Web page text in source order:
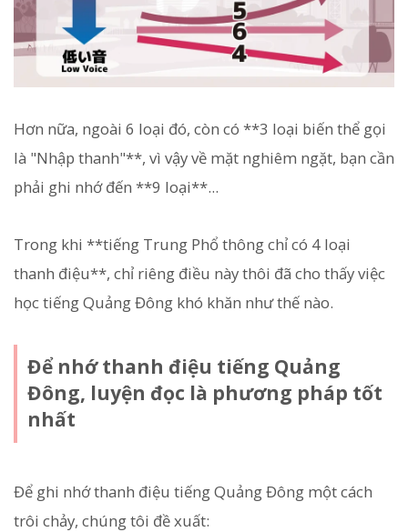
Hơn nữa, ngoài 6 loại đó, còn có **3 loại biến thể gọi
là "Nhập thanh"**, vì vậy về mặt nghiêm ngặt, bạn cần
phải ghi nhớ đến **9 loại**...
Trong khi **tiếng Trung Phổ thông chỉ có 4 loại
thanh điệu**, chỉ riêng điều này thôi đã cho thấy việc
học tiếng Quảng Đông khó khăn như thế nào.
Để nhớ thanh điệu tiếng Quảng
Đông, luyện đọc là phương pháp tốt
nhất
Để ghi nhớ thanh điệu tiếng Quảng Đông một cách
trôi chảy, chúng tôi đề xuất: